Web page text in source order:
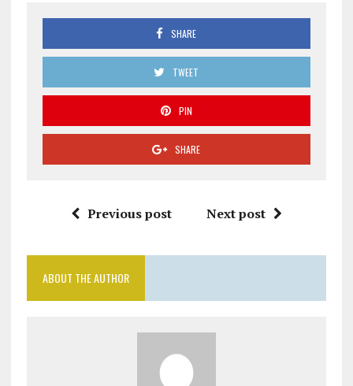
SHARE
TWEET
PIN
SHARE
Previous post Next post
ABOUT THE AUTHOR